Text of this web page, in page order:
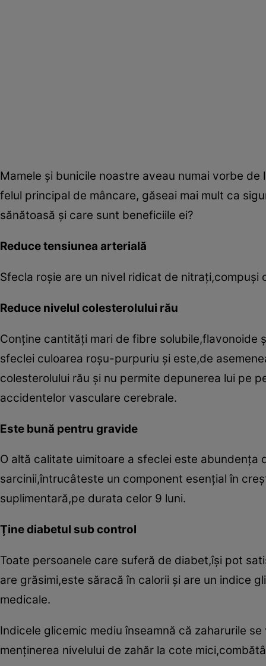
Mamele şi bunicile noastre aveau numai vorbe
felul principal de mâncare, găseai mai mult ca
sănătoasă şi care sunt beneficiile ei?
Reduce tensiunea arterială
Sfecla roşie are un nivel ridicat de
Reduce nivelul colesterolului rău
Conţine cantităţi mari de fibre solubile,flavonoide
sfeclei culoarea roşu-purpuriu şi este,de
colesterolului rău şi nu permite depunerea lui pe
accidentelor vasculare cerebrale.
Este bună pentru gravide
O altă calitate uimitoare a sfeclei este
sarcinii,întrucâteste un component esenţial în
suplimentară,pe durata celor 9 luni.
Ţine diabetul sub control
Toate persoanele care suferă de diabet,îşi pot
are grăsimi,este săracă în calorii şi are un indice
medicale.
Indicele glicemic mediu înseamnă că zaharurile
menţinerea nivelului de zahăr la cote